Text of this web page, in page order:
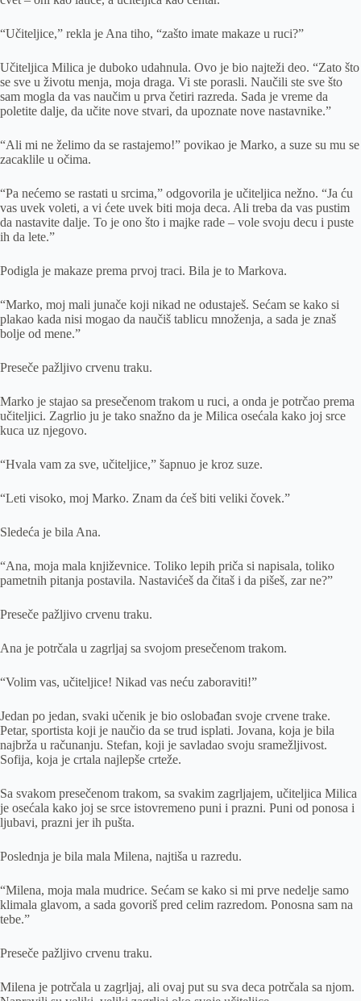
“Učiteljice,” rekla je Ana tiho, “zašto imate makaze u ruci?”
Učiteljica Milica je duboko udahnula. Ovo je bio najteži deo. “Zato što
se sve u životu menja, moja draga. Vi ste porasli. Naučili ste sve što
sam mogla da vas naučim u prva četiri razreda. Sada je vreme da
poletite dalje, da učite nove stvari, da upoznate nove nastavnike.”
“Ali mi ne želimo da se rastajemo!” povikao je Marko, a suze su mu se
zacaklile u očima.
“Pa nećemo se rastati u srcima,” odgovorila je učiteljica nežno. “Ja ću
vas uvek voleti, a vi ćete uvek biti moja deca. Ali treba da vas pustim
da nastavite dalje. To je ono što i majke rade – vole svoju decu i puste
ih da lete.”
Podigla je makaze prema prvoj traci. Bila je to Markova.
“Marko, moj mali junače koji nikad ne odustaješ. Sećam se kako si
plakao kada nisi mogao da naučiš tablicu množenja, a sada je znaš
bolje od mene.”
Preseče pažljivo crvenu traku.
Marko je stajao sa presečenom trakom u ruci, a onda je potrčao prema
učiteljici. Zagrlio ju je tako snažno da je Milica osećala kako joj srce
kuca uz njegovo.
“Hvala vam za sve, učiteljice,” šapnuo je kroz suze.
“Leti visoko, moj Marko. Znam da ćeš biti veliki čovek.”
Sledeća je bila Ana.
“Ana, moja mala književnice. Toliko lepih priča si napisala, toliko
pametnih pitanja postavila. Nastavićeš da čitaš i da pišeš, zar ne?”
Preseče pažljivo crvenu traku.
Ana je potrčala u zagrljaj sa svojom presečenom trakom.
“Volim vas, učiteljice! Nikad vas neću zaboraviti!”
Jedan po jedan, svaki učenik je bio oslobađan svoje crvene trake.
Petar, sportista koji je naučio da se trud isplati. Jovana, koja je bila
najbrža u računanju. Stefan, koji je savladao svoju sramežljivost.
Sofija, koja je crtala najlepše crteže.
Sa svakom presečenom trakom, sa svakim zagrljajem, učiteljica Milica
je osećala kako joj se srce istovremeno puni i prazni. Puni od ponosa i
ljubavi, prazni jer ih pušta.
Poslednja je bila mala Milena, najtiša u razredu.
“Milena, moja mala mudrice. Sećam se kako si mi prve nedelje samo
klimala glavom, a sada govoriš pred celim razredom. Ponosna sam na
tebe.”
Preseče pažljivo crvenu traku.
Milena je potrčala u zagrljaj, ali ovaj put su sva deca potrčala sa njom.